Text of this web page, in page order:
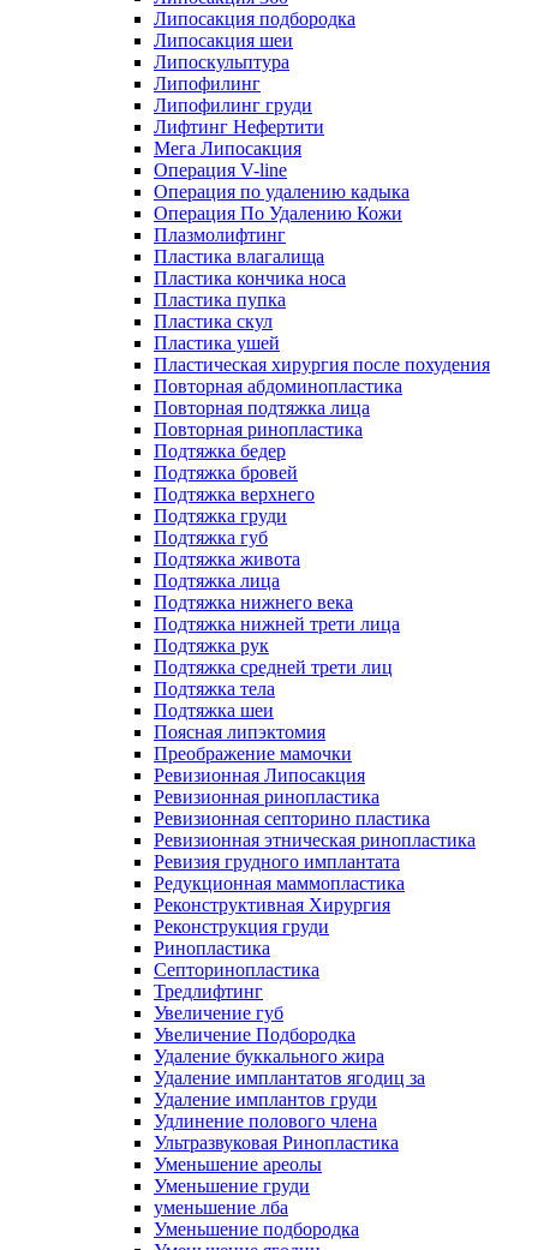
Липосакция подбородка
Липосакция шеи
Липоскульптура
Липофилинг
Липофилинг груди
Лифтинг Нефертити
Мега Липосакция
Операция V-line
Операция по удалению кадыка
Операция По Удалению Кожи
Плазмолифтинг
Пластика влагалища
Пластика кончика носа
Пластика пупка
Пластика скул
Пластика ушей
Пластическая хирургия после похудения
Повторная абдоминопластика
Повторная подтяжка лица
Повторная ринопластика
Подтяжка бедер
Подтяжка бровей
Подтяжка верхнего
Подтяжка груди
Подтяжка губ
Подтяжка живота
Подтяжка лица
Подтяжка нижнего века
Подтяжка нижней трети лица
Подтяжка рук
Подтяжка средней трети лиц
Подтяжка тела
Подтяжка шеи
Поясная липэктомия
Преображение мамочки
Ревизионная Липосакция
Ревизионная ринопластика
Ревизионная септорино пластика
Ревизионная этническая ринопластика
Ревизия грудного имплантата
Редукционная маммопластика
Реконструктивная Хирургия
Реконструкция груди
Ринопластика
Септоринопластика
Тредлифтинг
Увеличение губ
Увеличение Подбородка
Удаление буккального жира
Удаление имплантатов ягодиц за
Удаление имплантов груди
Удлинение полового члена
Ультразвуковая Ринопластика
Уменьшение ареолы
Уменьшение груди
уменьшение лба
Уменьшение подбородка